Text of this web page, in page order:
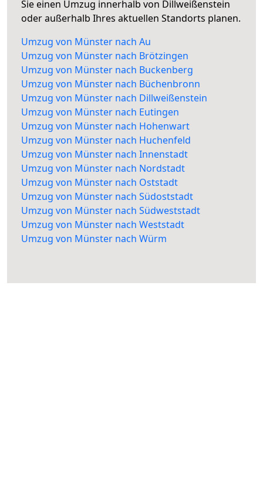
Sie einen Umzug innerhalb von Dillweißenstein
oder außerhalb Ihres aktuellen Standorts planen.
Umzug von Münster nach Au
Umzug von Münster nach Brötzingen
Umzug von Münster nach Buckenberg
Umzug von Münster nach Büchenbronn
Umzug von Münster nach Dillweißenstein
Umzug von Münster nach Eutingen
Umzug von Münster nach Hohenwart
Umzug von Münster nach Huchenfeld
Umzug von Münster nach Innenstadt
Umzug von Münster nach Nordstadt
Umzug von Münster nach Oststadt
Umzug von Münster nach Südoststadt
Umzug von Münster nach Südweststadt
Umzug von Münster nach Weststadt
Umzug von Münster nach Würm